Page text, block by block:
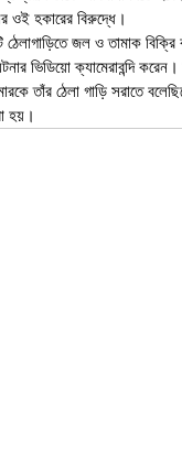
ওই হকারের বিরুদ্ধে।
ভিডিয়ো ক্যামেরাবন্দি
তাঁর ঠেলা গাড়ি সরাতে
হয়।